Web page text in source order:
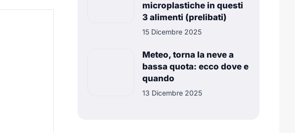
microplastiche in questi
3 alimenti (prelibati)
15 Dicembre 2025
Meteo, torna la neve a
bassa quota: ecco dove e
quando
13 Dicembre 2025